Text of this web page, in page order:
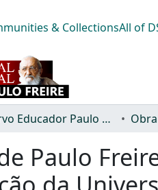
& CollectionsAll of
Acervo Educador Paulo Freire Obra
Paulo